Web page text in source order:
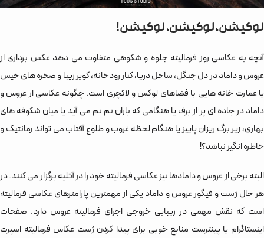
لوکیشن، لوکیشن، لوکیشن!
آنچه به عکاسی روز فرمالیته جلوه و شکوهی متفاوت می دهد عکس برداری از
عروس و داماد در دل جنگل، ساحل دریا، کنار رودخانه، کویر زیبا و صخره های خیس
یا عمارت خانه هایی با فضاهای لوکس و لاکچری است. چگونه عکاسی از عروس و
داماد در جاده ای پر از برف یا هنگامی که باران نم نم می آید یا میان شکوفه های
بهاری، زیر برگ ریزان پاییز یا هنگام لحظه غروب و طلوع آفتاب می تواند رمانتیک و
خاطره انگیز نباشد؟!
البته برخی از عروس و دامادها نیز عکاسی فرمالیته خود را در آتلیه برگزار می کنند. در
هر حال ژست و فیگور عروس و داماد یکی از مهمترین پارامترهای عکاسی فرمالیته
است که نقش مهمی در زیبایی خروجی اجرای فرمالیته عروس دارد. صفحات
اینستاگرام یا پینترست منابع خوبی برای پیدا کردن ژست عکاس فرمالیته اسپرت